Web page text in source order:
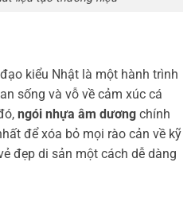
kiểu Nhật là một hành trình
sống và vỗ về cảm xúc cá
ngói nhựa âm dương chính
để xóa bỏ mọi rào cản về kỹ
đẹp di sản một cách dễ dàng